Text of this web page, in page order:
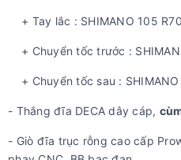
+ Tay lắc : SHIMANO 105
+ Chuyển tốc trước :
+ Chuyển tốc sau :
- Thắng đĩa DECA dây cáp,
- Giò đĩa trục rỗng cao cấp